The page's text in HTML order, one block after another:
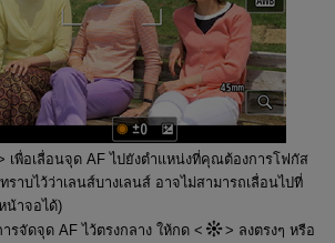
เพื่อเลื่อนจุด AF ไปยังตำแหน่งที่คุณต้องการโฟกัส
ราบไว้ว่าเลนส์บางเลนส์ อาจไม่สามารถเลื่อนไปที่
น้าจอได้)
รจัดจุด AF ไว้ตรงกลาง ให้กด
ลงตรงๆ หรือ